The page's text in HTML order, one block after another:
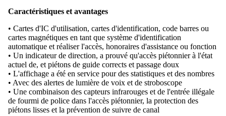
Caractéristiques et avantages
• Cartes d'IC d'utilisation, cartes d'identification, code barres ou
cartes magnétiques en tant que système d'identification
automatique et réaliser l'accès, honoraires d'assistance ou fonction
• Un indicateur de direction, a prouvé qu'accès piétonnier à l'état
actuel de, et piétons de guide corrects et passage doux
• L'affichage a été en service pour des statistiques et des nombres
• Avec des alertes de lumière de voix et de stroboscope
• Une combinaison des capteurs infrarouges et de l'entrée illégale
de fourmi de police dans l'accès piétonnier, la protection des
piétons lisses et la prévention de suivre de canal